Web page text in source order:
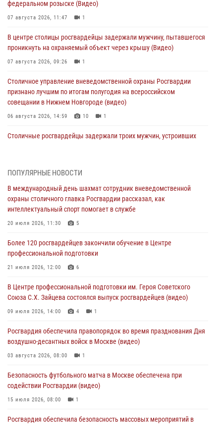
федеральном розыске (Видео)
07 августа 2026, 11:47 1
В центре столицы росгвардейцы задержали мужчину, пытавшегося
проникнуть на охраняемый объект через крышу (Видео)
07 августа 2026, 09:26 1
Столичное управление вневедомственной охраны Росгвардии
признано лучшим по итогам полугодия на всероссийском
совещании в Нижнем Новгороде (видео)
06 августа 2026, 14:59 10 1
Столичные росгвардейцы задержали троих мужчин, устроивших
матче в Москве обеспечила Росгвардия (видео)
06 августа 2026, 08:30
Столичные росгвардейцы задержали мужчину, устроившего дебош
05 августа 2026, 12:39
Московские росгвардейцы обеспечили безопасность проведения
05 августа 2026, 12:35
Делегация МВД Республики Беларусь ознакомилась с передовыми
04 августа 2026, 18:16 5
ПОПУЛЯРНЫЕ НОВОСТИ
В международный день шахмат сотрудник вневедомственной
охраны столичного главка Росгвардии рассказал, как
интеллектуальный спорт помогает в службе
20 июля 2026, 11:30 5
Более 120 росгвардейцев закончили обучение в Центре
профессиональной подготовки
21 июля 2026, 12:00 6
В Центре профессиональной подготовки им. Героя Советского
Союза С.Х. Зайцева состоялся выпуск росгвардейцев (видео)
09 июля 2026, 14:00 4 1
Росгвардия обеспечила правопорядок во время празднования Дня
воздушно-десантных войск в Москве (видео)
03 августа 2026, 08:00 1
Безопасность футбольного матча в Москве обеспечена при
содействии Росгвардии (видео)
15 июля 2026, 08:00 1
Росгвардия обеспечила безопасность массовых мероприятий в